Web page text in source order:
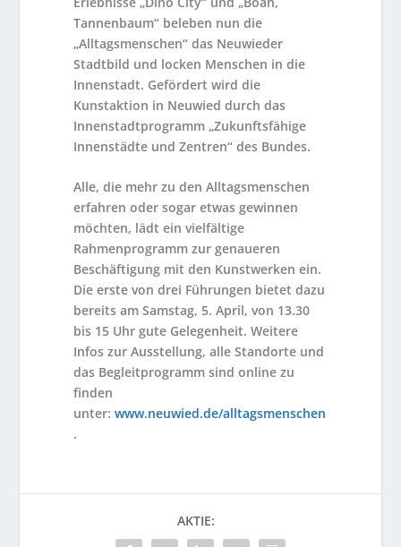
Tannenbaum“ beleben nun die
„Alltagsmenschen“ das Neuwieder
Stadtbild und locken Menschen in die
Innenstadt. Gefördert wird die
Kunstaktion in Neuwied durch das
Innenstadtprogramm „Zukunftsfähige
Innenstädte und Zentren“ des Bundes.
Alle, die mehr zu den Alltagsmenschen
erfahren oder sogar etwas gewinnen
möchten, lädt ein vielfältige
Rahmenprogramm zur genaueren
Beschäftigung mit den Kunstwerken ein.
Die erste von drei Führungen bietet dazu
bereits am Samstag, 5. April, von 13.30
bis 15 Uhr gute Gelegenheit. Weitere
Infos zur Ausstellung, alle Standorte und
das Begleitprogramm sind online zu
finden
unter:www.neuwied.de/alltagsmenschen
.
AKTIE: